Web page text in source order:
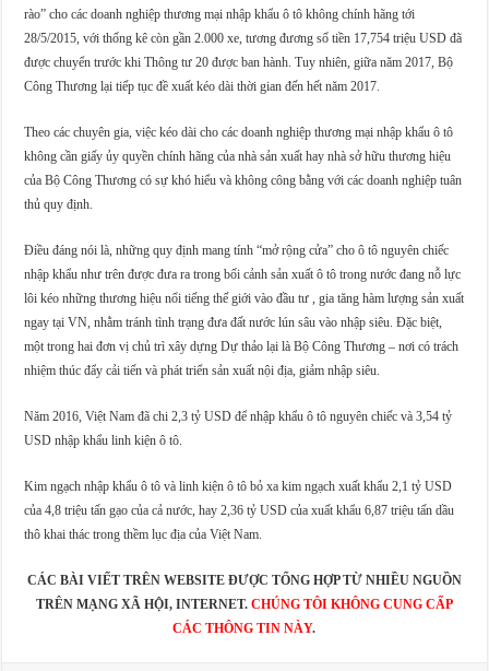
rào” cho các doanh nghiệp thương mại nhập khẩu ô tô không chính hãng tới
28/5/2015, với thống kê còn gần 2.000 xe, tương đương số tiền 17,754 triệu USD đã
được chuyển trước khi Thông tư 20 được ban hành. Tuy nhiên, giữa năm 2017, Bộ
Công Thương lại tiếp tục đề xuất kéo dài thời gian đến hết năm 2017.
Theo các chuyên gia, việc kéo dài cho các doanh nghiệp thương mại nhập khẩu ô tô
không cần giấy ủy quyền chính hãng của nhà sản xuất hay nhà sở hữu thương hiệu
của Bộ Công Thương có sự khó hiểu và không công bằng với các doanh nghiệp tuân
thủ quy định.
Điều đáng nói là, những quy định mang tính “mở rộng cửa” cho ô tô nguyên chiếc
nhập khẩu như trên được đưa ra trong bối cảnh sản xuất ô tô trong nước đang nỗ lực
lôi kéo những thương hiệu nổi tiếng thế giới vào đầu tư , gia tăng hàm lượng sản xuất
ngay tại VN, nhằm tránh tình trạng đưa đất nước lún sâu vào nhập siêu. Đặc biệt,
một trong hai đơn vị chủ trì xây dựng Dự thảo lại là Bộ Công Thương – nơi có trách
nhiệm thúc đẩy cải tiến và phát triển sản xuất nội địa, giảm nhập siêu.
Năm 2016, Việt Nam đã chi 2,3 tỷ USD để nhập khẩu ô tô nguyên chiếc và 3,54 tỷ
USD nhập khẩu linh kiện ô tô.
Kim ngạch nhập khẩu ô tô và linh kiện ô tô bỏ xa kim ngạch xuất khẩu 2,1 tỷ USD
của 4,8 triệu tấn gạo của cả nước, hay 2,36 tỷ USD của xuất khẩu 6,87 triệu tấn dầu
thô khai thác trong thềm lục địa của Việt Nam.
CÁC BÀI VIẾT TRÊN WEBSITE ĐƯỢC TỔNG HỢP TỪ NHIỀU NGUỒN
TRÊN MẠNG XÃ HỘI, INTERNET. CHÚNG TÔI KHÔNG CUNG CẤP
CÁC THÔNG TIN NÀY.